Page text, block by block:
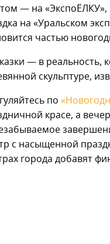
— на
на «Уральском
частью
— в реальность,
скульптуре,
по
красе, а
с насыщенной
города добавят